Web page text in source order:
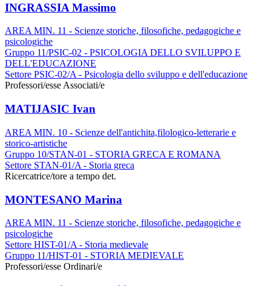
INGRASSIA Massimo
AREA MIN. 11 - Scienze storiche, filosofiche, pedagogiche e
psicologiche
Gruppo 11/PSIC-02 - PSICOLOGIA DELLO SVILUPPO E
DELL'EDUCAZIONE
Settore PSIC-02/A - Psicologia dello sviluppo e dell'educazione
Professori/esse Associati/e
MATIJASIC Ivan
AREA MIN. 10 - Scienze dell'antichita,filologico-letterarie e
storico-artistiche
Gruppo 10/STAN-01 - STORIA GRECA E ROMANA
Settore STAN-01/A - Storia greca
Ricercatrice/tore a tempo det.
MONTESANO Marina
AREA MIN. 11 - Scienze storiche, filosofiche, pedagogiche e
psicologiche
Settore HIST-01/A - Storia medievale
Gruppo 11/HIST-01 - STORIA MEDIEVALE
Professori/esse Ordinari/e